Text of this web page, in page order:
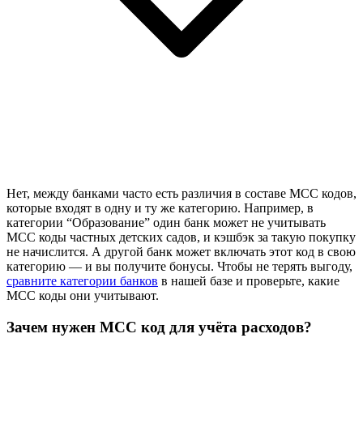
Нет, между банками часто есть различия в составе MCC кодов,
которые входят в одну и ту же категорию. Например, в
категории “Образование” один банк может не учитывать
MCC коды частных детских садов, и кэшбэк за такую покупку
не начислится. А другой банк может включать этот код в свою
категорию — и вы получите бонусы. Чтобы не терять выгоду,
сравните категории банков в нашей базе и проверьте, какие
MCC коды они учитывают.
Зачем нужен MCC код для учёта расходов?